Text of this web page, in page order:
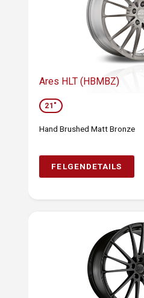
Ares HLT (HBMBZ)
21"
Hand Brushed Matt Bronze
FELGENDETAILS